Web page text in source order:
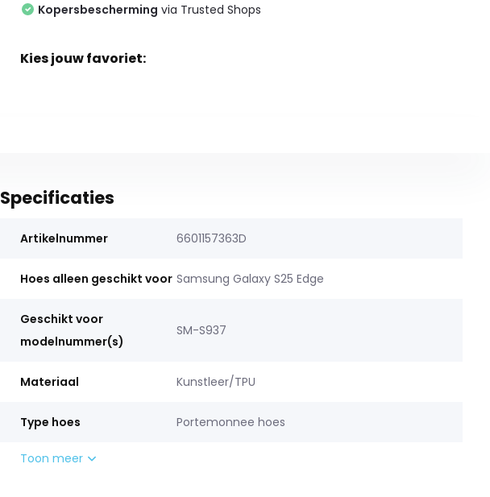
Kopersbescherming via Trusted Shops
Kies jouw favoriet:
Specificaties
Artikelnummer 6601157363D
Hoes alleen geschikt voor Samsung Galaxy S25 Edge
Geschikt voor
modelnummer(s)
SM-S937
Materiaal Kunstleer/TPU
Type hoes Portemonnee hoes
Toon meer